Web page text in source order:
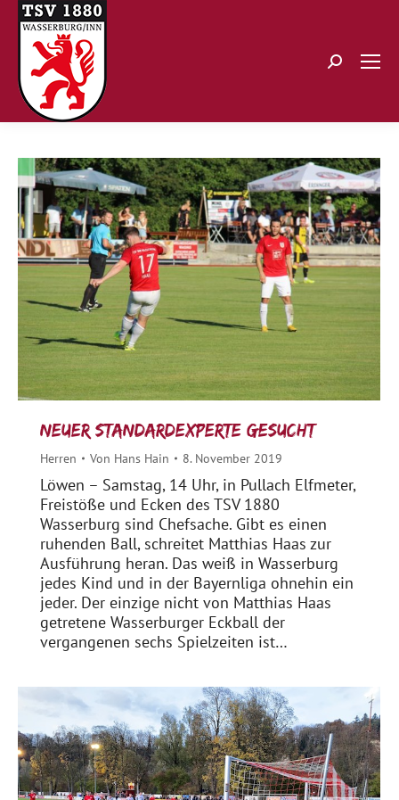
Search:
Neuer Standardexperte gesucht
Herren Von Hans Hain 8. November 2019
Löwen – Samstag, 14 Uhr, in Pullach Elfmeter,
Freistöße und Ecken des TSV 1880
Wasserburg sind Chefsache. Gibt es einen
ruhenden Ball, schreitet Matthias Haas zur
Ausführung heran. Das weiß in Wasserburg
jedes Kind und in der Bayernliga ohnehin ein
jeder. Der einzige nicht von Matthias Haas
getretene Wasserburger Eckball der
vergangenen sechs Spielzeiten ist…